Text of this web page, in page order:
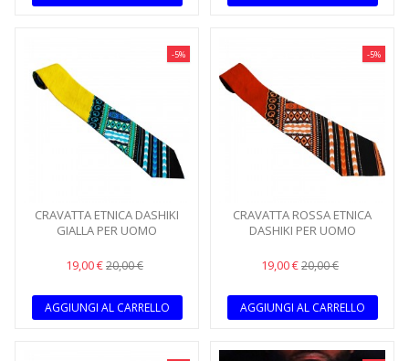
-5%
CRAVATTA ETNICA DASHIKI
GIALLA PER UOMO
19,00 €20,00 €
AGGIUNGI AL CARRELLO
-5%
CRAVATTA ROSSA ETNICA
DASHIKI PER UOMO
19,00 €20,00 €
AGGIUNGI AL CARRELLO